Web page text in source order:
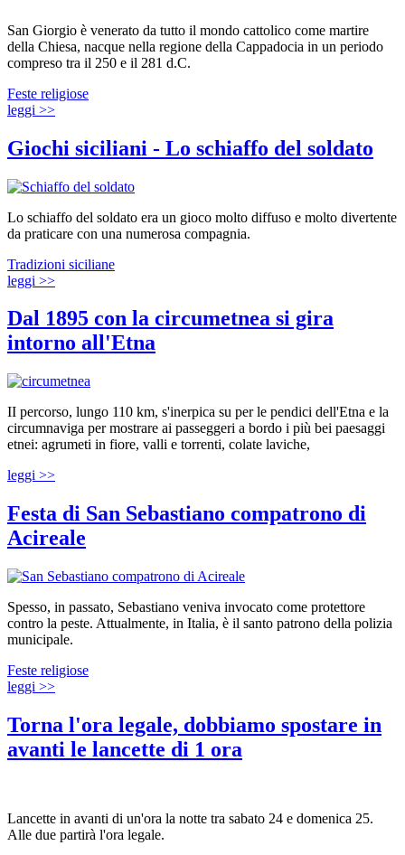
San Giorgio è venerato da tutto il mondo cattolico come martire
della Chiesa, nacque nella regione della Cappadocia in un periodo
compreso tra il 250 e il 281 d.C.
Feste religiose
leggi >>
Giochi siciliani - Lo schiaffo del soldato
Lo schiaffo del soldato era un gioco molto diffuso e molto divertente
da praticare con una numerosa compagnia.
Tradizioni siciliane
leggi >>
Dal 1895 con la circumetnea si gira
intorno all'Etna
II percorso, lungo 110 km, s'inerpica su per le pendici dell'Etna e la
circumnaviga per mostrare ai passeggeri a bordo i più bei paesaggi
etnei: agrumeti in fiore, valli e torrenti, colate laviche,
leggi >>
Festa di San Sebastiano compatrono di
Acireale
Spesso, in passato, Sebastiano veniva invocato come protettore
contro la peste. Attualmente, in Italia, è il santo patrono della polizia
municipale.
Feste religiose
leggi >>
Torna l'ora legale, dobbiamo spostare in
avanti le lancette di 1 ora
Lancette in avanti di un'ora la notte tra sabato 24 e domenica 25.
Alle due partirà l'ora legale.